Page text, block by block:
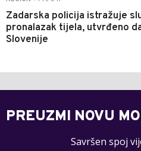
Zadarska policija istražuje
pronalazak tijela, utvrđeno
Slovenije
PREUZMI NOVU
Savršen spoj